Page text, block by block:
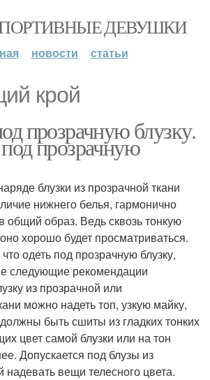
СПОРТИВНЫЕ ДЕВУШКИ
новости статьи
крой
прозрачную блузку.
прозрачную
блузки из прозрачной ткани
нижнего белья, гармонично
образ. Ведь сквозь тонкую
хорошо будет просматриваться.
одеть под прозрачную блузку,
следующие рекомендации
из прозрачной или
можно надеть топ, узкую майку,
быть сшиты из гладких тонких
цвет самой блузки или на тон
Допускается под блузы из
надевать вещи телесного цвета.